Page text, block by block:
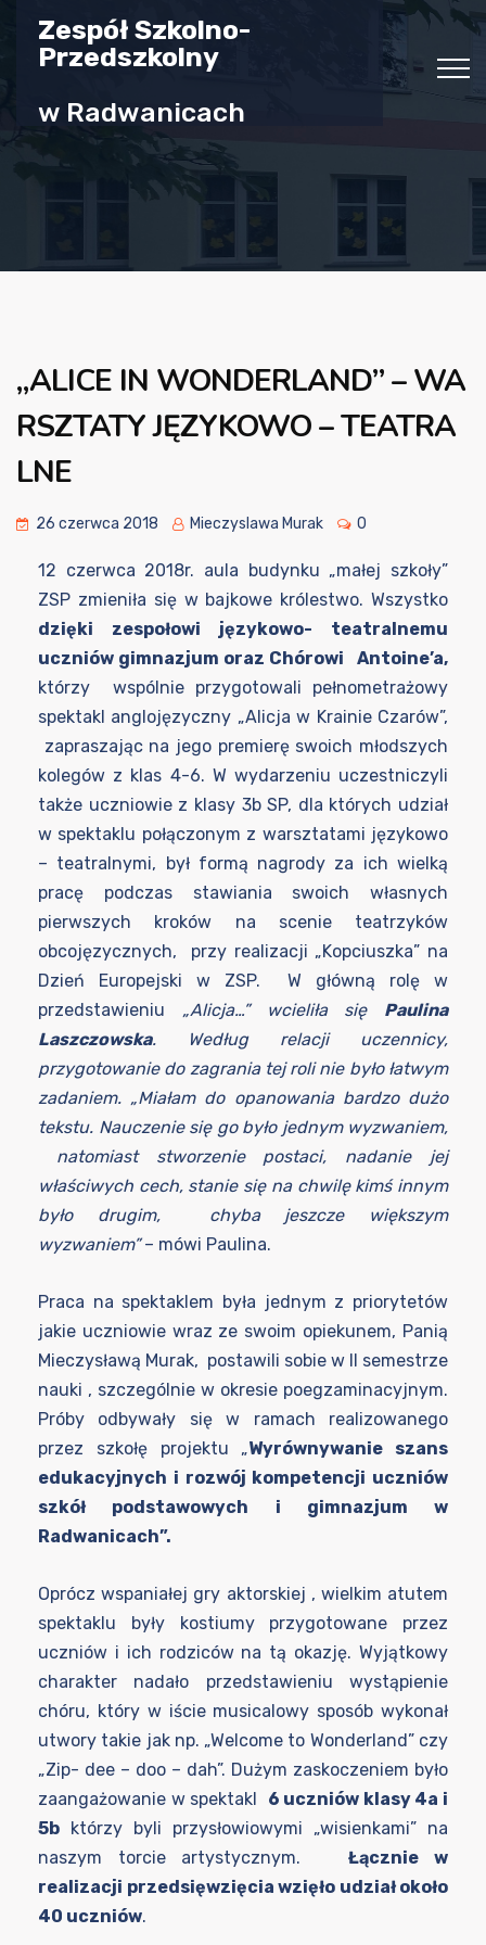
Zespół Szkolno-
Przedszkolny
w Radwanicach
„ALICE IN WONDERLAND” – WA
RSZTATY JĘZYKOWO – TEATRA
LNE
26 czerwca 2018 Mieczyslawa Murak 0
12 czerwca 2018r. aula budynku „małej szkoły”
ZSP zmieniła się w bajkowe królestwo. Wszystko
dzięki zespołowi językowo- teatralnemu
uczniów gimnazjum oraz Chórowi Antoine’a,
którzy wspólnie przygotowali pełnometrażowy
spektakl anglojęzyczny „Alicja w Krainie Czarów”,
zapraszając na jego premierę swoich młodszych
kolegów z klas 4-6. W wydarzeniu uczestniczyli
także uczniowie z klasy 3b SP, dla których udział
w spektaklu połączonym z warsztatami językowo
– teatralnymi, był formą nagrody za ich wielką
pracę podczas stawiania swoich własnych
pierwszych kroków na scenie teatrzyków
obcojęzycznych, przy realizacji „Kopciuszka” na
Dzień Europejski w ZSP. W główną rolę w
przedstawieniu „Alicja…” wcieliła się Paulina
Laszczowska. Według relacji uczennicy,
przygotowanie do zagrania tej roli nie było łatwym
zadaniem. „Miałam do opanowania bardzo dużo
tekstu. Nauczenie się go było jednym wyzwaniem,
natomiast stworzenie postaci, nadanie jej
właściwych cech, stanie się na chwilę kimś innym
było drugim, chyba jeszcze większym
wyzwaniem”– mówi Paulina.
Praca na spektaklem była jednym z priorytetów
jakie uczniowie wraz ze swoim opiekunem, Panią
Mieczysławą Murak, postawili sobie w II semestrze
nauki , szczególnie w okresie poegzaminacyjnym.
Próby odbywały się w ramach realizowanego
przez szkołę projektu „Wyrównywanie szans
edukacyjnych i rozwój kompetencji uczniów
szkół podstawowych i gimnazjum w
Radwanicach”.
Oprócz wspaniałej gry aktorskiej , wielkim atutem
spektaklu były kostiumy przygotowane przez
uczniów i ich rodziców na tą okazję. Wyjątkowy
charakter nadało przedstawieniu wystąpienie
chóru, który w iście musicalowy sposób wykonał
utwory takie jak np. „Welcome to Wonderland” czy
„Zip- dee – doo – dah”. Dużym zaskoczeniem było
zaangażowanie w spektakl 6 uczniów klasy 4a i
5b którzy byli przysłowiowymi „wisienkami” na
naszym torcie artystycznym.Łącznie w
realizacji przedsięwzięcia wzięło udział około
40 uczniów.